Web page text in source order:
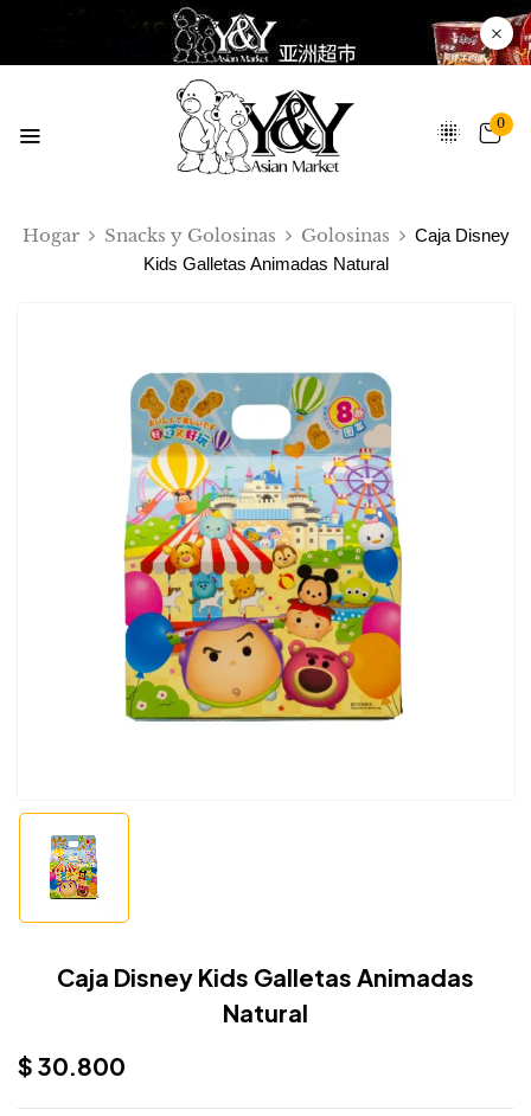
0
Hogar Snacks y Golosinas Golosinas
Caja Disney
Kids Galletas Animadas Natural
Caja Disney Kids Galletas Animadas
Natural
$ 30.800